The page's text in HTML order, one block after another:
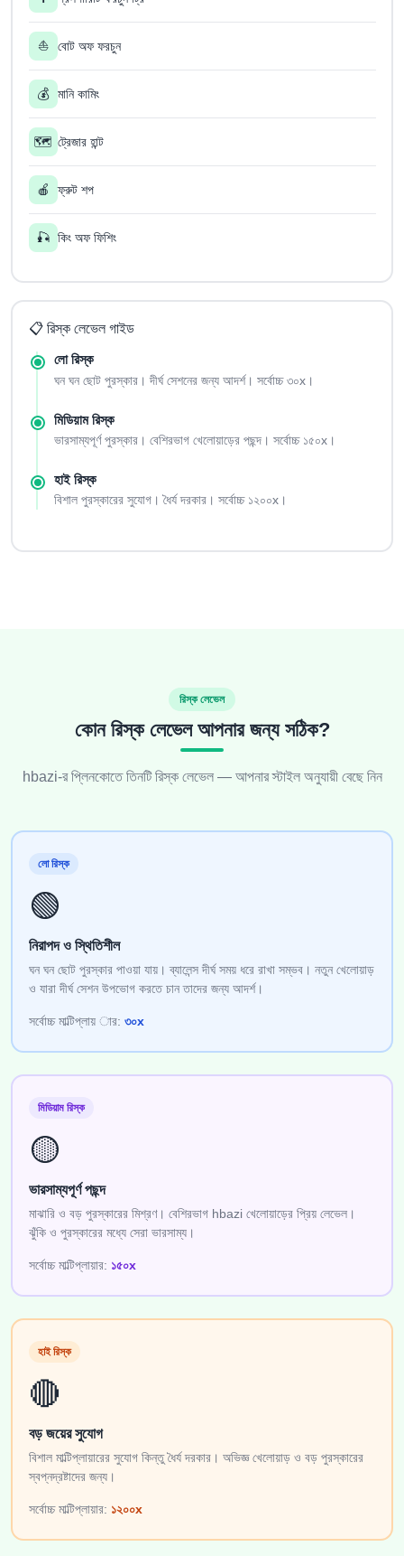
⛵ বোট অফ ফরচুন
💰 মানি কামিং
🗺️ ট্রেজার হান্ট
🍎 ফ্রুট শপ
🎣 কিং অফ ফিশিং
📋 রিস্ক লেভেল গাইড
লো রিস্ক
ঘন ঘন ছোট পুরস্কার। দীর্ঘ সেশনের জন্য আদর্শ। সর্বোচ্চ ৩০x।
মিডিয়াম রিস্ক
ভারসাম্যপূর্ণ পুরস্কার। বেশিরভাগ খেলোয়াড়ের পছন্দ। সর্বোচ্চ ১৫০x।
হাই রিস্ক
বিশাল পুরস্কারের সুযোগ। ধৈর্য দরকার। সর্বোচ্চ ১২০০x।
রিস্ক লেভেল
কোন রিস্ক লেভেল আপনার জন্য সঠিক?
hbazi-র প্লিনকোতে তিনটি রিস্ক লেভেল — আপনার স্টাইল অনুযায়ী বেছে নিন
লো রিস্ক
🟢
নিরাপদ ও স্থিতিশীল
ঘন ঘন ছোট পুরস্কার পাওয়া যায়। ব্যালেন্স দীর্ঘ সময় ধরে রাখা সম্ভব। নতুন খেলোয়াড়
ও যারা দীর্ঘ সেশন উপভোগ করতে চান তাদের জন্য আদর্শ।
সর্বোচ্চ মাল্টিপ্লায় ার: ৩০x
মিডিয়াম রিস্ক
🟡
ভারসাম্যপূর্ণ পছন্দ
মাঝারি ও বড় পুরস্কারের মিশ্রণ। বেশিরভাগ hbazi খেলোয়াড়ের প্রিয় লেভেল।
ঝুঁকি ও পুরস্কারের মধ্যে সেরা ভারসাম্য।
সর্বোচ্চ মাল্টিপ্লায়ার: ১৫০x
হাই রিস্ক
🔴
বড় জয়ের সুযোগ
বিশাল মাল্টিপ্লায়ারের সুযোগ কিন্তু ধৈর্য দরকার। অভিজ্ঞ খেলোয়াড় ও বড় পুরস্কারের
স্বপ্নদ্রষ্টাদের জন্য।
সর্বোচ্চ মাল্টিপ্লায়ার: ১২০০x